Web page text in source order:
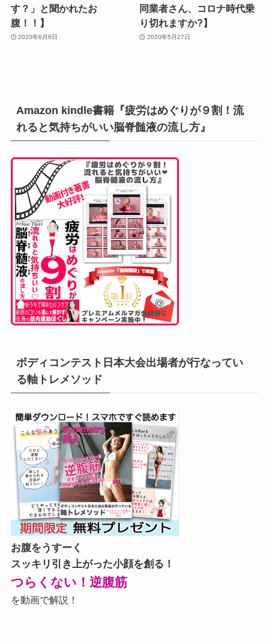
す？」と聞かれたお
腹！！】
2020年6月6日
同業者さん、コロナ時代乗
り切れますか?】
2020年5月27日
Amazon kindle書籍『疲労はめぐりが９割！流
れると気持ちがいい脳脊髄液の流し方』
ボディコンテスト日本大会出場者が行なってい
る軸トレメソッド
お腹をうすーく
スッキリ引き上がった小顔を創る！
つらくない！逆腹筋
を動画で解説！